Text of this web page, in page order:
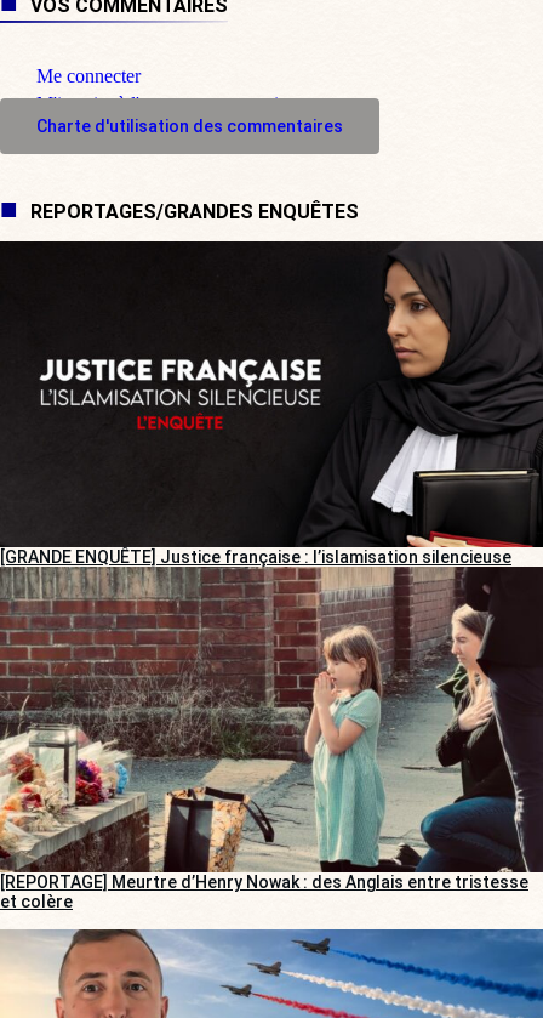
VOS COMMENTAIRES
Me connecter
M'inscrire à l'espace commentaire
Charte d'utilisation des commentaires
REPORTAGES/GRANDES ENQUÊTES
[GRANDE ENQUÊTE] Justice française : l’islamisation silencieuse
[REPORTAGE] Meurtre d’Henry Nowak : des Anglais entre tristesse
et colère